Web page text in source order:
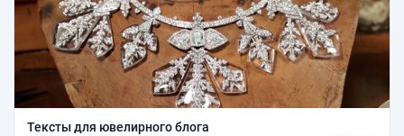
Тексты для ювелирного блога